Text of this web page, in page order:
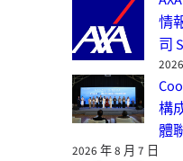
情
司
構
體
2026 年 8 月 7 日